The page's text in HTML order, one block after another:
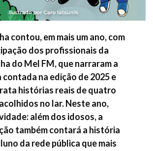
contou, em mais um ano, com
dos profissionais da
do Mel FM, que narraram a
na edição de 2025 e
histórias reais de quatro
no lar. Neste ano,
além dos idosos, a
também contará a história
da rede pública que mais